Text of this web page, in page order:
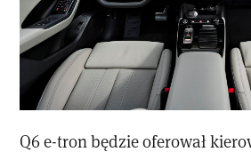
Q6 e-tron będzie oferował